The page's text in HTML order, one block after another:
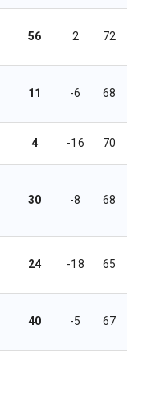
56 2 72
11 -6 68
4 -16 70
30 -8 68
24 -18 65
40 -5 67